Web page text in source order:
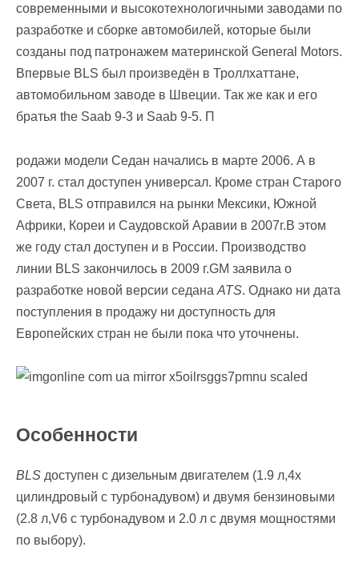
современными и высокотехнологичными заводами по
разработке и сборке автомобилей, которые были
созданы под патронажем материнской General Motors.
Впервые BLS был произведён в Троллхаттане,
автомобильном заводе в Швеции. Так же как и его
братья the Saab 9-3 и Saab 9-5. П
родажи модели Седан начались в марте 2006. А в
2007 г. стал доступен универсал. Кроме стран Старого
Света, BLS отправился на рынки Мексики, Южной
Африки, Кореи и Саудовской Аравии в 2007г.В этом
же году стал доступен и в России. Производство
линии BLS закончилось в 2009 г.GM заявила о
разработке новой версии седана ATS. Однако ни дата
поступления в продажу ни доступность для
Европейских стран не были пока что уточнены.
Особенности
BLS доступен с дизельным двигателем (1.9 л,4х
цилиндровый с турбонадувом) и двумя бензиновыми
(2.8 л,V6 с турбонадувом и 2.0 л с двумя мощностями
по выбору).